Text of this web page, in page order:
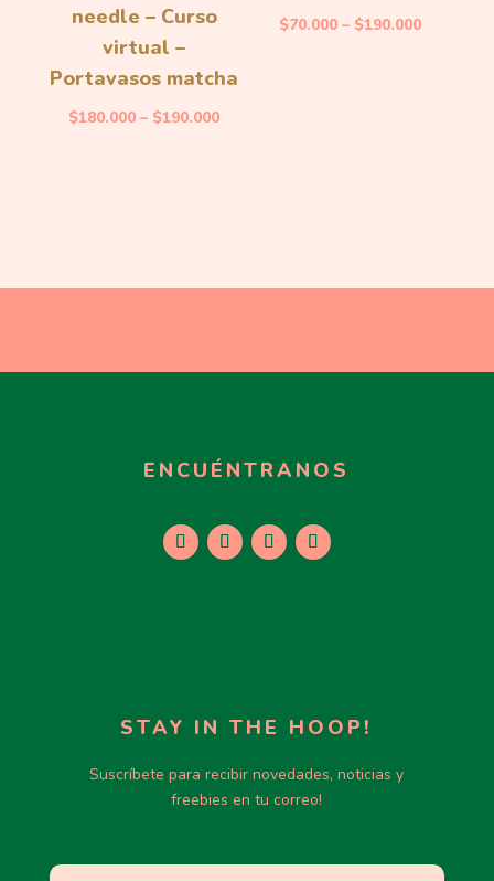
needle – Curso
virtual –
Portavasos matcha
$180.000 – $190.000
$70.000– $190.000
ENCUÉNTRANOS
STAY IN THE HOOP!
Suscríbete para recibir novedades, noticias y
freebies en tu correo!